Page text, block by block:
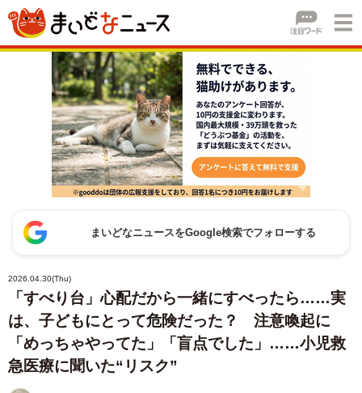
まいどなニュースをGoogle検索でフォローする
2026.04.30(Thu)
「すべり台」心配だから一緒にすべったら……実
は、子どもにとって危険だった？ 注意喚起に
「めっちゃやってた」「盲点でした」……小児救
急医療に聞いた“リスク”